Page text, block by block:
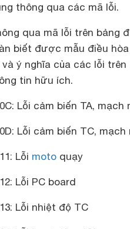
thông qua các mã lỗi.
qua mã lỗi trên bảng
biết được mẫu điều
và ý nghĩa của các lỗi
tin hữu ích.
Lỗi cảm biến TA,
Lỗi cảm biến TC,
Lỗi moto quạy
Lỗi PC board
Lỗi nhiệt độ TC